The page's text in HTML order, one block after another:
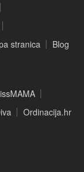
stranica Blog
Ordinacija.hr